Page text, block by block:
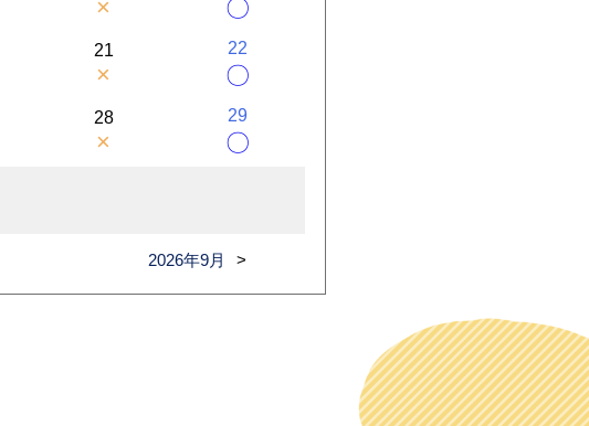
× 〇
21
×
22
〇
28
×
29
〇
2026年9月